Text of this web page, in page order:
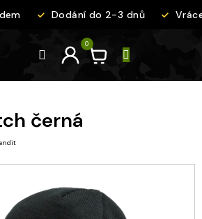
Dodání do 2-3 dnů
černá